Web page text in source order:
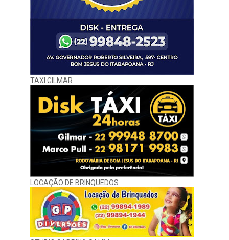
TAXI GILMAR
LOCAÇÃO DE BRINQUEDOS